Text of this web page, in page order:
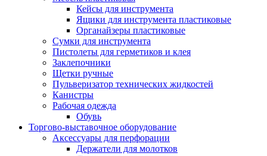
Кейсы для инструмента
Ящики для инструмента пластиковые
Органайзеры пластиковые
Сумки для инструмента
Пистолеты для герметиков и клея
Заклепочники
Щетки ручные
Пульверизатор технических жидкостей
Канистры
Рабочая одежда
Обувь
Торгово-выставочное оборудование
Аксессуары для перфорации
Держатели для молотков